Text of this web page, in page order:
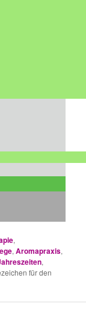
,
,Aromapraxis,
,
für den